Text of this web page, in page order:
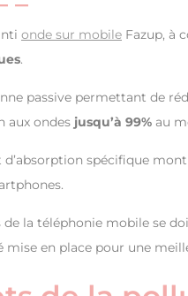
onde sur mobile Fazup, à
.
passive permettant de
aux ondes jusqu’à 99% au
d’absorption spécifique
de la téléphonie mobile se
mise en place pour une